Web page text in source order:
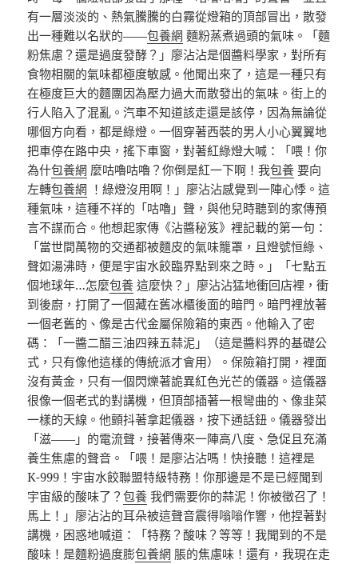
有一層淡淡的、熱氣騰騰的白霧從燈箱的頂部冒出，散發
出一種難以名狀的——包養網 麵粉蒸煮過頭的氣味。「麵
粉焦慮？還是過度發酵？」廖沾沾是個醬料學家，對所有
食物相關的氣味都極度敏感。他聞出來了，這是一種只有
在極度巨大的麵團因為壓力過大而散發出的氣味。街上的
行人陷入了混亂。汽車不知道該走還是該停，因為無論從
哪個方向看，都是綠燈。一個穿著西裝的男人小心翼翼地
把車停在路中央，搖下車窗，對著紅綠燈大喊：「喂！你
為什包養網 麼咕嚕咕嚕？你倒是紅一下啊！我包養 要向
左轉包養網 ！綠燈沒用啊！」廖沾沾感覺到一陣心悸。這
種氣味，這種不祥的「咕嚕」聲，與他兒時聽到的家傳預
言不謀而合。他想起家傳《沾醬秘笈》裡記載的第一句：
「當世間萬物的交通都被麵皮的氣味籠罩，且燈號恒綠、
聲如湯沸時，便是宇宙水餃臨界點到來之時。」「七點五
個地球年…怎麼包養 這麼快？」廖沾沾猛地衝回店裡，衝
到後廚，打開了一個藏在舊冰櫃後面的暗門。暗門裡放著
一個老舊的、像是古代金屬保險箱的東西。他輸入了密
碼：「一醬二醋三油四辣五蒜泥」（這是醬料界的基礎公
式，只有像他這樣的傳統派才會用）。保險箱打開，裡面
沒有黃金，只有一個閃爍著詭異紅色光芒的儀器。這儀器
很像一個老式的對講機，但頂部插著一根彎曲的、像韭菜
一樣的天線。他顫抖著拿起儀器，按下通話鈕。儀器發出
「滋——」的電流聲，接著傳來一陣高八度、急促且充滿
養生焦慮的聲音。「喂！是廖沾沾嗎！快接聽！這裡是
K-999！宇宙水餃聯盟特級特務！你那邊是不是已經聞到
宇宙級的酸味了？包養 我們需要你的蒜泥！你被徵召了！
馬上！」廖沾沾的耳朵被這聲音震得嗡嗡作響，他捏著對
講機，困惑地喊道：「特務？酸味？等等！我聞到的不是
酸味！是麵粉過度膨包養網 脹的焦慮味！還有，我現在走